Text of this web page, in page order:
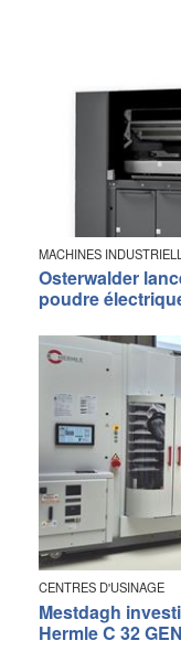
MACHINES
Osterwalder
poudre
CENTRES D'USINAGE
Mestdagh
Hermle C 32